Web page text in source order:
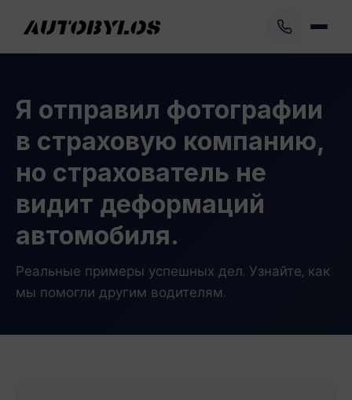
Я отправил фотографии
в страховую компанию,
но страхователь не
видит деформаций
автомобиля.
Реальные примеры успешных дел. Узнайте, как
мы помогли другим водителям.